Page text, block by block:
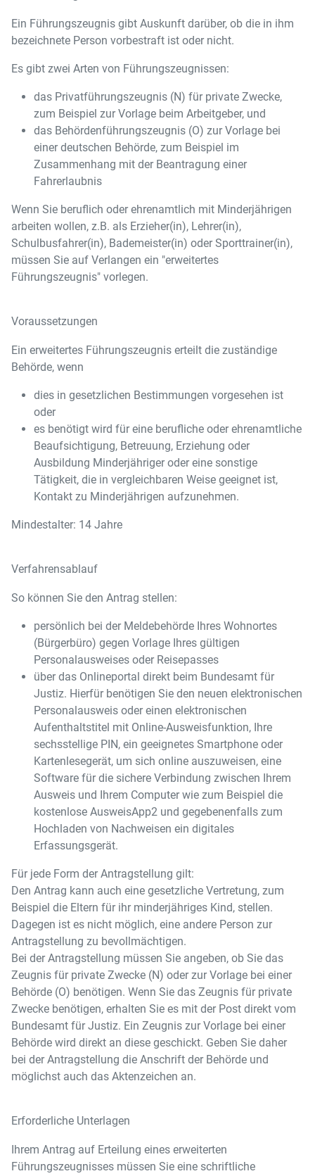
Ein Führungszeugnis gibt Auskunft darüber, ob die in ihm
bezeichnete Person vorbestraft ist oder nicht.
Es gibt zwei Arten von Führungszeugnissen:
das Privatführungszeugnis (N) für private Zwecke,
zum Beispiel zur Vorlage beim Arbeitgeber, und
das Behördenführungszeugnis (O) zur Vorlage bei
einer deutschen Behörde, zum Beispiel im
Zusammenhang mit der Beantragung einer
Fahrerlaubnis
Wenn Sie beruflich oder ehrenamtlich mit Minderjährigen
arbeiten wollen, z.B. als Erzieher(in), Lehrer(in),
Schulbusfahrer(in), Bademeister(in) oder Sporttrainer(in),
müssen Sie auf Verlangen ein "erweitertes
Führungszeugnis" vorlegen.
Voraussetzungen
Ein erweitertes Führungszeugnis erteilt die zuständige
Behörde, wenn
dies in gesetzlichen Bestimmungen vorgesehen ist
oder
es benötigt wird für eine berufliche oder ehrenamtliche
Beaufsichtigung, Betreuung, Erziehung oder
Ausbildung Minderjähriger oder eine sonstige
Tätigkeit, die in vergleichbaren Weise geeignet ist,
Kontakt zu Minderjährigen aufzunehmen.
Mindestalter: 14 Jahre
Verfahrensablauf
So können Sie den Antrag stellen:
persönlich bei der Meldebehörde Ihres Wohnortes
(Bürgerbüro) gegen Vorlage Ihres gültigen
Personalausweises oder Reisepasses
über das Onlineportal direkt beim Bundesamt für
Justiz. Hierfür benötigen Sie den neuen elektronischen
Personalausweis oder einen elektronischen
Aufenthaltstitel mit Online-Ausweisfunktion, Ihre
sechsstellige PIN, ein geeignetes Smartphone oder
Kartenlesegerät, um sich online auszuweisen, eine
Software für die sichere Verbindung zwischen Ihrem
Ausweis und Ihrem Computer wie zum Beispiel die
kostenlose AusweisApp2 und gegebenenfalls zum
Hochladen von Nachweisen ein digitales
Erfassungsgerät.
Für jede Form der Antragstellung gilt:
Den Antrag kann auch eine gesetzliche Vertretung, zum
Beispiel die Eltern für ihr minderjähriges Kind, stellen.
Dagegen ist es nicht möglich, eine andere Person zur
Antragstellung zu bevollmächtigen.
Bei der Antragstellung müssen Sie angeben, ob Sie das
Zeugnis für private Zwecke (N) oder zur Vorlage bei einer
Behörde (O) benötigen. Wenn Sie das Zeugnis für private
Zwecke benötigen, erhalten Sie es mit der Post direkt vom
Bundesamt für Justiz. Ein Zeugnis zur Vorlage bei einer
Behörde wird direkt an diese geschickt. Geben Sie daher
bei der Antragstellung die Anschrift der Behörde und
möglichst auch das Aktenzeichen an.
Erforderliche Unterlagen
Ihrem Antrag auf Erteilung eines erweiterten
Führungszeugnisses müssen Sie eine schriftliche